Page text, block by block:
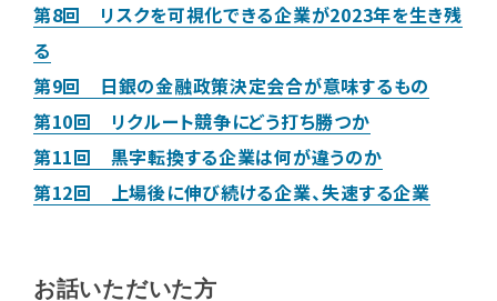
第8回 リスクを可視化できる企業が2023年を生き残
る
第9回 日銀の金融政策決定会合が意味するもの
第10回 リクルート競争にどう打ち勝つか
第11回 黒字転換する企業は何が違うのか
第12回 上場後に伸び続ける企業、失速する企業
お話いただいた方